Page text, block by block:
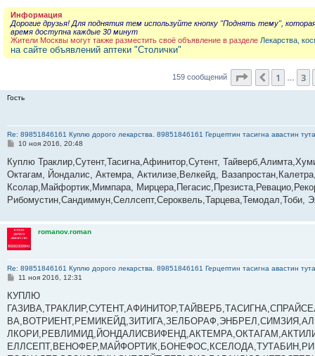
Информация
Дорогие друзья! Для поднятия тем используйте кнопку "Поднять тему",
время доступна каждые 30 минут
Жители Москвы могут также разместить своё объявление в разделе Лекарства,
на сайте объявлений аптеки "Столички"
159 сообщений Страница
Пред.
1 3
Гость
Re: 89851846161 Куплю дорого лекарства. 89851846161 Герцептин тасигна авастин
С
о
б
щ
е
и
10 ноя 2016, 20:48
Куплю Траклир,Сутент,Тасигна,Афинитор,Сутент,
Октагам, Йондалис, Актемра, Актилизе,Велкейд,
Ксолар,Майфортик,Мимпара,
Рибомустин,Сандиммун,Селлсепт,Сероквель,Тарцева,Темодал,Тоби,
romanov.roman
Re: 89851846161 Куплю дорого лекарства. 89851846161 Герцептин тасигна авастин
С
о
щ
е
и
е
11 ноя 2016, 12:31
КУПЛЮ